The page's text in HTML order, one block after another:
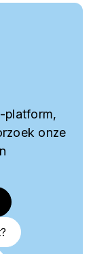
platform,
onze